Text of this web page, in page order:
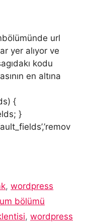
url
yer alıyor ve
kodu
en altına
{
}
,wordpress
bölümü
, wordpress